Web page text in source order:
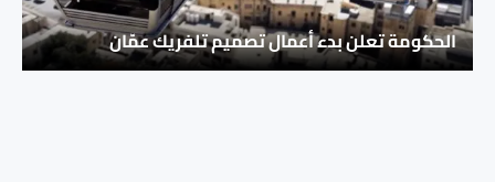
الحكومة تعلن بدء أعمال تصميم تلفريك عمّان